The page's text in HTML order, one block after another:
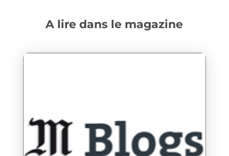
A lire dans le magazine